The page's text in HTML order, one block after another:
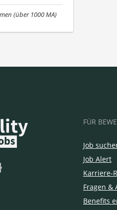
(über 1000 MA)
FÜR
Job
Job Alert
Karriere-
Fragen &
Benefits